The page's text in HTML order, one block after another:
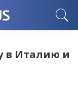
в Италию и